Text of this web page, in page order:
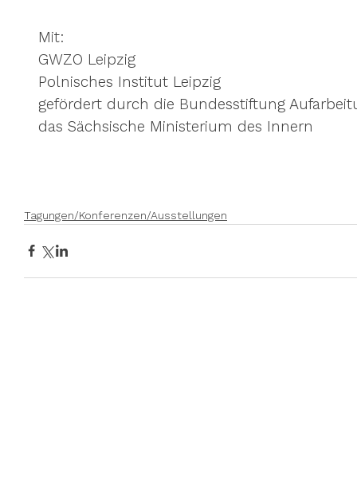
Mit:
GWZO Leipzig
Polnisches Institut Leipzig
gefördert durch die Bundesstiftung
das Sächsische Ministerium des Innern
Tagungen/Konferenzen/Ausstellungen